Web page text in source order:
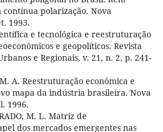
contínua polarização. Nova
1993.
e tecnológica e reestruturação
e geopolíticos. Revista
e Regionais, v. 21, n. 2, p. 241-
M. A. Reestruturação econômica e
mapa da indústria brasileira. Nova
1996.
M. L. Matriz de
dos mercados emergentes nas